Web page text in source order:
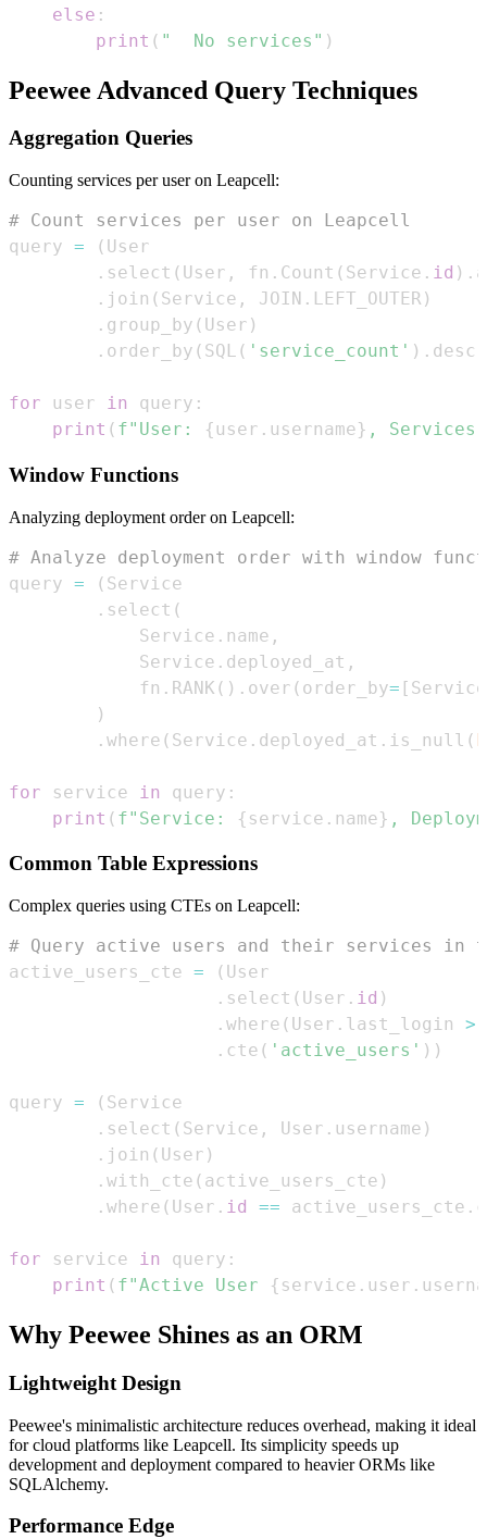
else :
print ( "  No services" )
Peewee Advanced Query Techniques
Aggregation Queries
Counting services per user on Leapcell:
# Count services per user on Leapcell
query = (
. select ( User , fn . Count ( Service . id ) .
. join ( Service , JOIN . LEFT_OUTER )
. group_by ( User )
. order_by ( SQL ( 'service_count' ) . desc
for user in query :
print ( f"User: {user . username} ,
Window Functions
Analyzing deployment order on Leapcell:
# Analyze deployment order with window
query = (
. select (
            Service
. name ,
            Service
. deployed_at ,
            fn
. RANK ( ) . over ( order_by= [ Service
)
. where ( Service . deployed_at . is_null (
for service in query :
print ( f"Service: { service . name} ,
Common Table Expressions
Complex queries using CTEs on Leapcell:
# Query active users and their services in
active_users_cte = (
. select ( User . id )
. where ( User . last_login >
. cte ( 'active_users' ) )
query = (
. select ( Service , User . username )
. join ( User )
. with_cte ( active_users_cte )
. where ( User . id == active_users_cte .
for service in query :
print ( f"Active User { service . user .
Why Peewee Shines as an ORM
Lightweight Design
Peewee's minimalistic architecture reduces overhead, making it ideal
for cloud platforms like Leapcell. Its simplicity speeds up
development and deployment compared to heavier ORMs like
SQLAlchemy.
Performance Edge